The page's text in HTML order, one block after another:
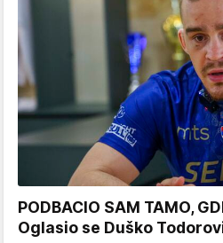
PODBACIO SAM TAMO,
Oglasio se Duško